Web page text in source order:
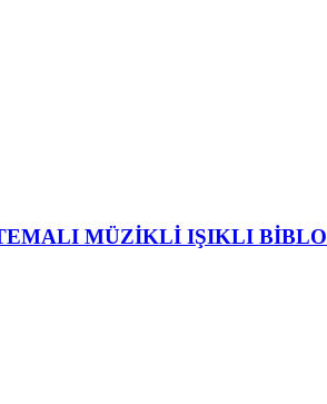
MÜZİKLİ IŞIKLI BİBLO